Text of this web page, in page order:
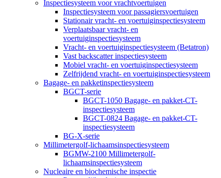
Inspectiesysteem voor vrachtvoertuigen
Inspectiesysteem voor passagiersvoertuigen
Stationair vracht- en voertuiginspectiesysteem
Verplaatsbaar vracht- en
voertuiginspectiesysteem
Vracht- en voertuiginspectiesysteem (Betatron)
Vast backscatter inspectiesysteem
Mobiel vracht- en voertuiginspectiesysteem
Zelfrijdend vracht- en voertuiginspectiesysteem
Bagage- en pakketinspectiesysteem
BGCT-serie
BGCT-1050 Bagage- en pakket-CT-
inspectiesysteem
BGCT-0824 Bagage- en pakket-CT-
inspectiesysteem
BG-X-serie
Millimetergolf-lichaamsinspectiesysteem
BGMW-2100 Millimetergolf-
lichaamsinspectiesysteem
Nucleaire en biochemische inspectie